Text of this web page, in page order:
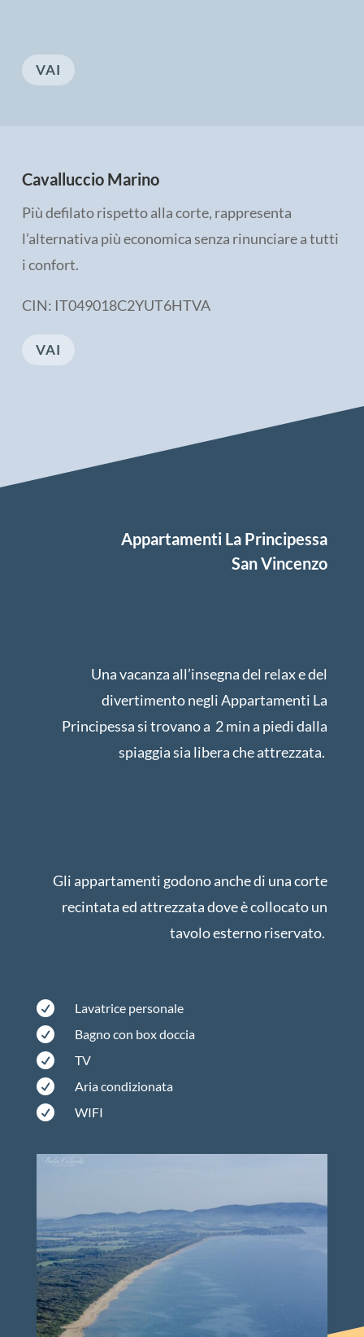
VAI
Cavalluccio Marino
Più defilato rispetto alla corte, rappresenta
l’alternativa più economica senza rinunciare a tutti
i confort.
CIN: IT049018C2YUT6HTVA
VAI
Appartamenti La Principessa
San Vincenzo
Una vacanza all’insegna del relax e del
divertimento negli Appartamenti La
Principessa si trovano a 2 min a piedi dalla
spiaggia sia libera che attrezzata.
Gli appartamenti godono anche di una corte
recintata ed attrezzata dove è collocato un
tavolo esterno riservato.
 Lavatrice personale
 Bagno con box doccia
 TV
 Aria condizionata
 WIFI